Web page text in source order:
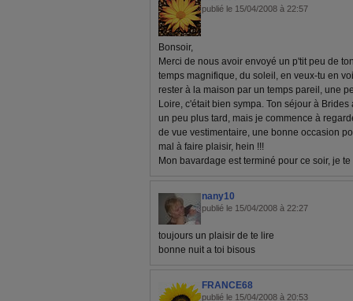
publié le 15/04/2008 à 22:57
Bonsoir,
Merci de nous avoir envoyé un p'tit peu de
temps magnifique, du soleil, en veux-tu en
rester à la maison par un temps pareil, une
Loire, c'était bien sympa. Ton séjour à
un peu plus tard, mais je commence à
de vue vestimentaire, une bonne occasion
mal à faire plaisir, hein !!!
Mon bavardage est terminé pour ce soir, je
nany10
publié le 15/04/2008 à 22:27
toujours un plaisir de te lire
bonne nuit a toi bisous
FRANCE68
publié le 15/04/2008 à 20:53